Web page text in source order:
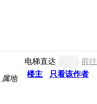
电梯直达
前往
楼主
只看该作者
属地